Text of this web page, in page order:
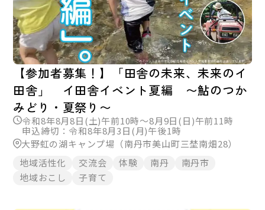
【参加者募集！】「田舎の未来、未来のイ
田舎」 イ田舎イベント夏編 〜鮎のつか
みどり・夏祭り〜
令和8年8月8日(土)午前10時～8月9日(日)午前11時
申込締切：令和8年8月3日(月)午後1時
大野虹の湖キャンプ場（南丹市美山町三埜南畑28）
地域活性化
交流会 体験 南丹
南丹市
地域おこし
子育て